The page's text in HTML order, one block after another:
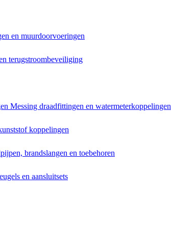
en muurdoorvoeringen
terugstroombeveiliging
Messing draadfittingen en watermeterkoppelingen
koppelingen
brandslangen en toebehoren
en aansluitsets